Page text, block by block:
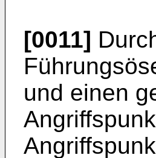
[0011]
und einen